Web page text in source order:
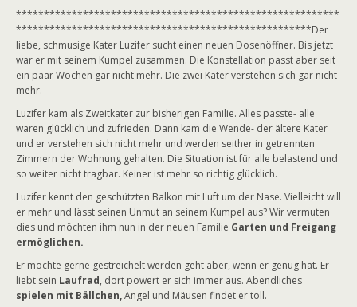
**********************************************************
*****************************************************Der
liebe, schmusige Kater Luzifer sucht einen neuen Dosenöffner. Bis jetzt
war er mit seinem Kumpel zusammen. Die Konstellation passt aber seit
ein paar Wochen gar nicht mehr. Die zwei Kater verstehen sich gar nicht
mehr.
Luzifer kam als Zweitkater zur bisherigen Familie. Alles passte- alle
waren glücklich und zufrieden. Dann kam die Wende- der ältere Kater
und er verstehen sich nicht mehr und werden seither in getrennten
Zimmern der Wohnung gehalten. Die Situation ist für alle belastend und
so weiter nicht tragbar. Keiner ist mehr so richtig glücklich.
Luzifer kennt den geschützten Balkon mit Luft um der Nase. Vielleicht will
er mehr und lässt seinen Unmut an seinem Kumpel aus? Wir vermuten
dies und möchten ihm nun in der neuen Familie Garten und Freigang
ermöglichen.
Er möchte gerne gestreichelt werden geht aber, wenn er genug hat. Er
liebt sein Laufrad, dort powert er sich immer aus. Abendliches
spielen mit Bällchen,Angel und Mäusen findet er toll.